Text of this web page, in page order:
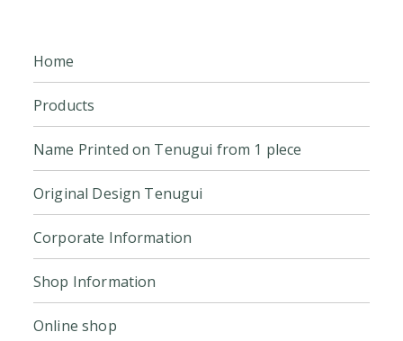
Home
Products
Name Printed on Tenugui from 1 plece
Original Design Tenugui
Corporate Information
Shop Information
Online shop